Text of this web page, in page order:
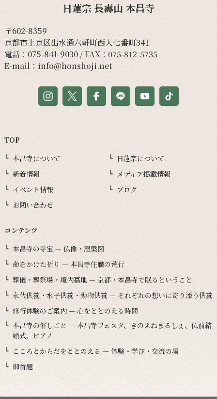
日蓮宗 長壽山 本昌寺
〒602-8359
京都市上京区出水通六軒町西入七番町341
電話： 075-841-9030/ FAX：075-812-5735
E-mail： info@honshoji.net
TOP
本昌寺について
日蓮宗について
新着情報
メディア掲載情報
イベント情報
ブログ
お問い合わせ
コンテンツ
本昌寺の寺宝 — 仏像・涅槃図
命をかけた祈り — 本昌寺住職の荒行
葬儀・葬祭場・境内墓地 — 京都・本昌寺で眠るということ
永代供養・水子供養・動物供養 — それぞれの想いに寄り添う供養
修行体験のご案内 — 心をととのえる時間
本昌寺の催しごと — 本昌寺フェスタ、きのえねまるしぇ、仏前結
婚式、ピアノ
こころとからだをととのえる — 体験・学び・交流の場
御首題